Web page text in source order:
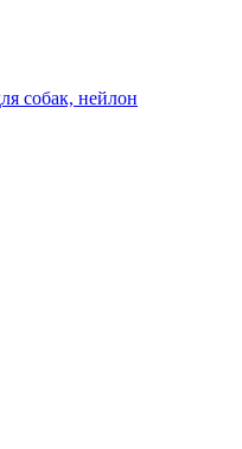
собак, нейлон